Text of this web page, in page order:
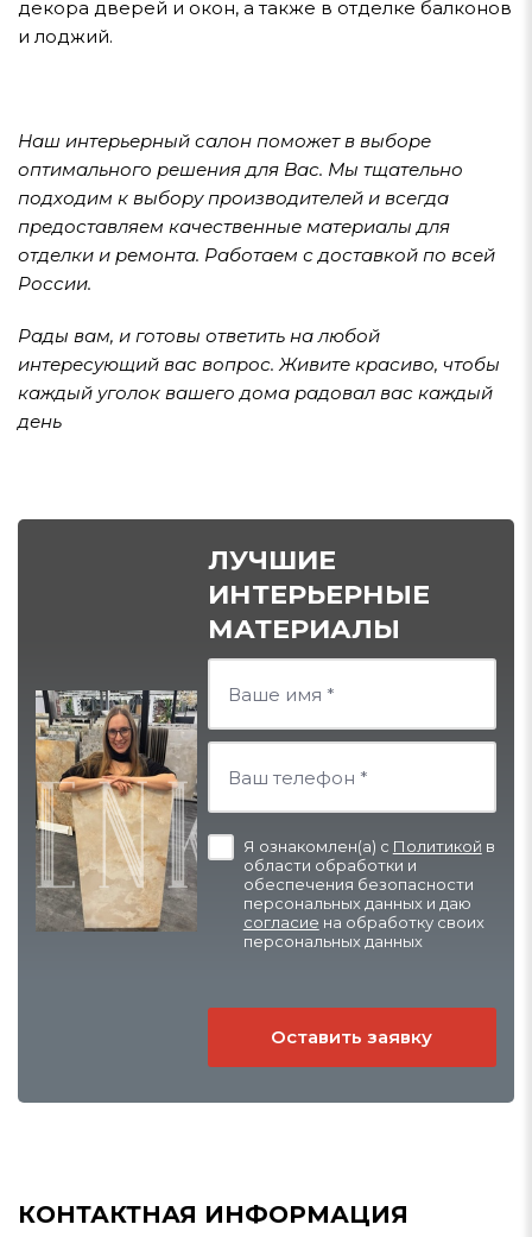
декора дверей и окон, а также в отделке балконов
и лоджий.
Наш интерьерный салон поможет в выборе
оптимального решения для Вас. Мы тщательно
подходим к выбору производителей и всегда
предоставляем качественные материалы для
отделки и ремонта. Работаем с доставкой по всей
России.
Рады вам, и готовы ответить на любой
интересующий вас вопрос. Живите красиво, чтобы
каждый уголок вашего дома радовал вас каждый
день
ЛУЧШИЕ
ИНТЕРЬЕРНЫЕ
МАТЕРИАЛЫ
Я ознакомлен(а) с Политикой в
области обработки и
обеспечения безопасности
персональных данных и даю
согласие на обработку своих
персональных данных
Оставить заявку
КОНТАКТНАЯ ИНФОРМАЦИЯ